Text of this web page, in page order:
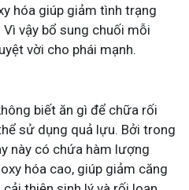
hóa giúp giảm tình trạng
vậy bổ sung chuối mỗi
vời cho phái mạnh.
biết ăn gì để chữa rối
sử dụng quả lựu. Bởi trong
này có chứa hàm lượng
hóa cao, giúp giảm căng